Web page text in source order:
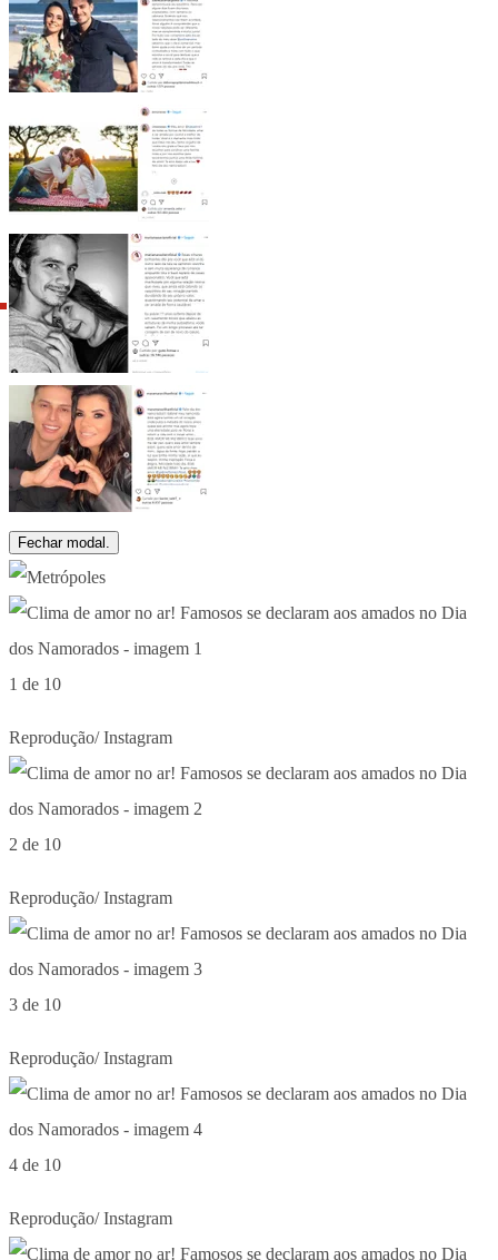
Fechar modal.
1 de 10
Reprodução/ Instagram
2 de 10
Reprodução/ Instagram
3 de 10
Reprodução/ Instagram
4 de 10
Reprodução/ Instagram